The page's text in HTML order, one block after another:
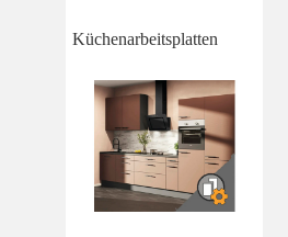
Küchenarbeitsplatten